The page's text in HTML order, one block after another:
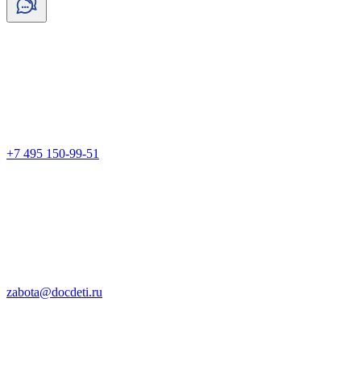
+7 495 150-99-51
zabota@docdeti.ru